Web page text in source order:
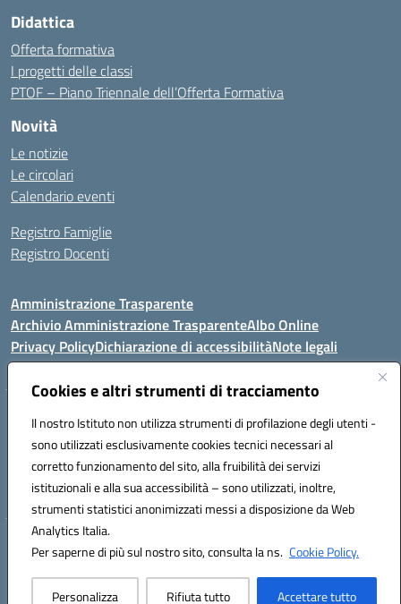
Cookies e altri strumenti di tracciamento
Il nostro Istituto non utilizza strumenti di profilazione degli utenti -
sono utilizzati esclusivamente cookies tecnici necessari al
corretto funzionamento del sito, alla fruibilità dei servizi
istituzionali e alla sua accessibilità – sono utilizzati, inoltre,
strumenti statistici anonimizzati messi a disposizione da Web
Analytics Italia.
Per saperne di più sul nostro sito, consulta la ns. Cookie Policy.
Personalizza Rifiuta tutto Accettare tutto
Didattica
Offerta formativa
I progetti delle classi
PTOF – Piano Triennale dell’Offerta Formativa
Novità
Le notizie
Le circolari
Calendario eventi
Registro Famiglie
Registro Docenti
Amministrazione Trasparente
Archivio Amministrazione TrasparenteAlbo Online
Privacy PolicyDichiarazione di accessibilitàNote legali
Istituto Comprensivo Statale
Via Cupa Campanariello, 5 - 80059, Torre del Greco (NA)
Tel. +39 0818834377 - Fax +39 0818834377 - Cod.Fisc. 95170530638
Email: naic8df00a@istruzione.it - PEC: naic8df00a@pec.istruzione.it
Hosting & Powered by 3D Solution S.r.l.
Concept & Design by Designers Italia